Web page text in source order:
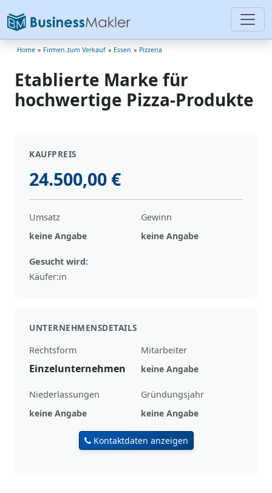
Home » Firmen zum Verkauf » Essen » Pizzeria
Etablierte Marke für
hochwertige Pizza-Produkte
KAUFPREIS
24.500,00 €
Umsatz
keine Angabe
Gewinn
keine Angabe
Gesucht wird:
Käufer:in
UNTERNEHMENSDETAILS
Rechtsform
Einzelunternehmen
Mitarbeiter
keine Angabe
Niederlassungen
keine Angabe
Gründungsjahr
keine Angabe
Kontaktdaten anzeigen